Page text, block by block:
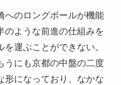
のロングボールが機能
のような前進の仕組みを
運ぶことができない。
うにも京都の中盤の二度
形になっており、なかな